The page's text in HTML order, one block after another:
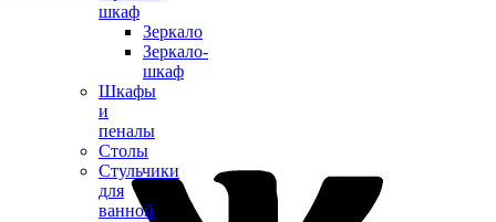
шкаф
Зеркало
Зеркало-
шкаф
Шкафы
и
пеналы
Столы
Стульчики
для
ванной